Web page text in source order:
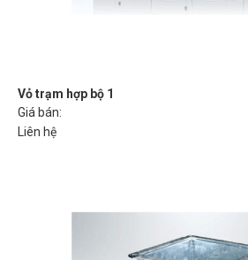
Vỏ trạm hợp bộ 1
Giá bán:
Liên hệ